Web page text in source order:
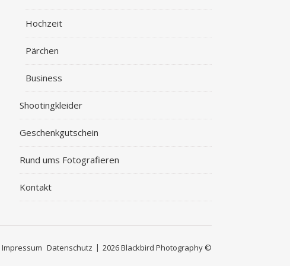
Hochzeit
Pärchen
Business
Shootingkleider
Geschenkgutschein
Rund ums Fotografieren
Kontakt
2026 Blackbird Photography ©
Impressum Datenschutz